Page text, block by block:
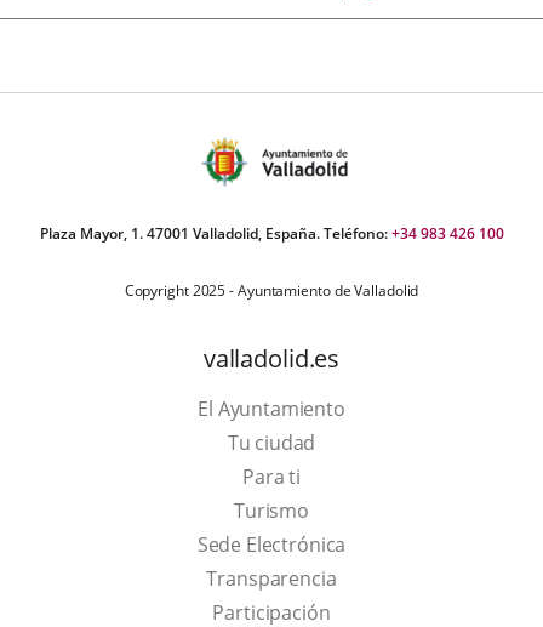
Plaza Mayor, 1. 47001 Valladolid, España. Teléfono:+34 983 426 100
Copyright 2025 - Ayuntamiento de Valladolid
valladolid.es
El Ayuntamiento
Tu ciudad
Para ti
TurismoThis
link
will
open
Sede Electrónica
Transparencia
Participación